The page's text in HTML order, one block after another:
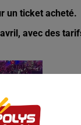
un ticket acheté.
avec des